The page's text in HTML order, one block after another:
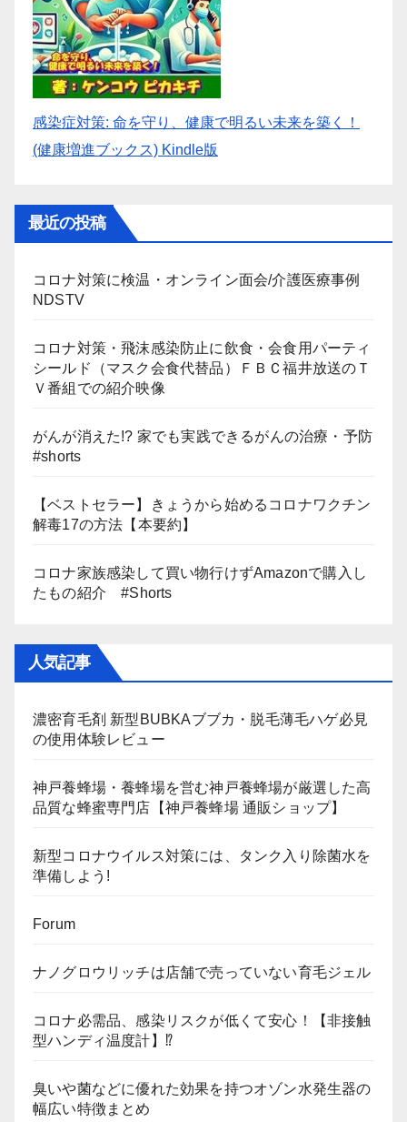
感染症対策: 命を守り、健康で明るい未来を築く！
(健康増進ブックス) Kindle版
最近の投稿
コロナ対策に検温・オンライン面会/介護医療事例
NDSTV
コロナ対策・飛沫感染防止に飲食・会食用パーティ
シールド（マスク会食代替品）ＦＢＣ福井放送のＴ
Ｖ番組での紹介映像
がんが消えた!? 家でも実践できるがんの治療・予防
#shorts
【ベストセラー】きょうから始めるコロナワクチン
解毒17の方法【本要約】
コロナ家族感染して買い物行けずAmazonで購入し
たもの紹介 #Shorts
人気記事
濃密育毛剤 新型BUBKAブブカ・脱毛薄毛ハゲ必見
の使用体験レビュー
神戸養蜂場・養蜂場を営む神戸養蜂場が厳選した高
品質な蜂蜜専門店【神戸養蜂場 通販ショップ】
新型コロナウイルス対策には、タンク入り除菌水を
準備しよう!
Forum
ナノグロウリッチは店舗で売っていない育毛ジェル
コロナ必需品、感染リスクが低くて安心！【非接触
型ハンディ温度計】⁉
臭いや菌などに優れた効果を持つオゾン水発生器の
幅広い特徴まとめ